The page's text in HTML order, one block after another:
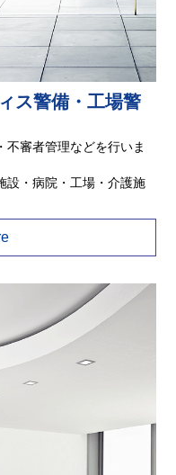
ス警備・工場警
不審者管理などを行いま
設・病院・工場・介護施